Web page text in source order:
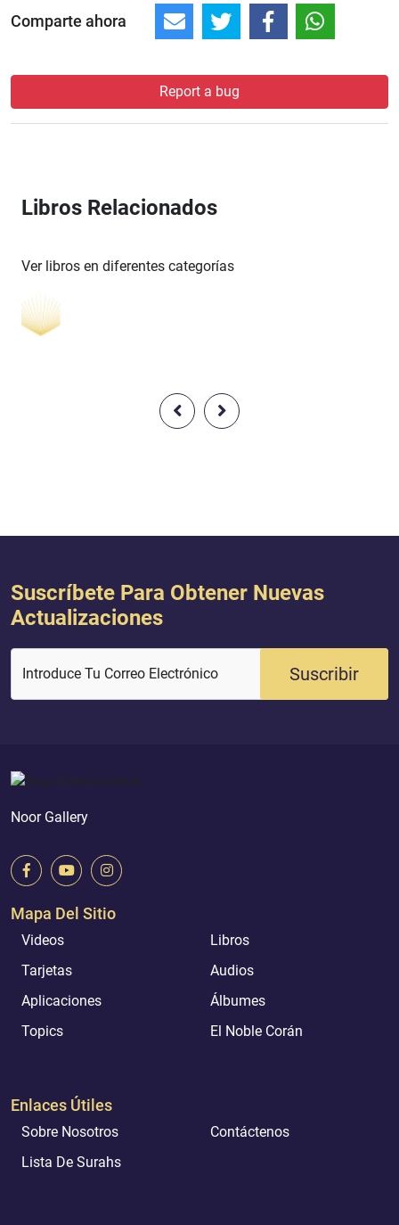
Comparte ahora
Report a bug
Libros Relacionados
Ver libros en diferentes categorías
Suscríbete Para Obtener Nuevas
Actualizaciones
Introduce Tu Correo Electrónico Suscribir
Noor Gallery
Mapa Del Sitio
Videos
Libros
Tarjetas
Audios
Aplicaciones
Álbumes
Topics
El Noble Corán
Enlaces Útiles
Sobre Nosotros
Contáctenos
Lista De Surahs